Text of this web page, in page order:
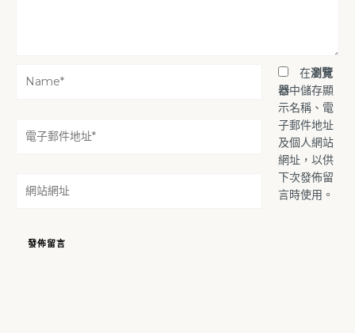
地
站
在瀏覽
器中儲存顯
示名稱、電
子郵件地址
及個人網站
網址，以供
下次發佈留
言時使用。